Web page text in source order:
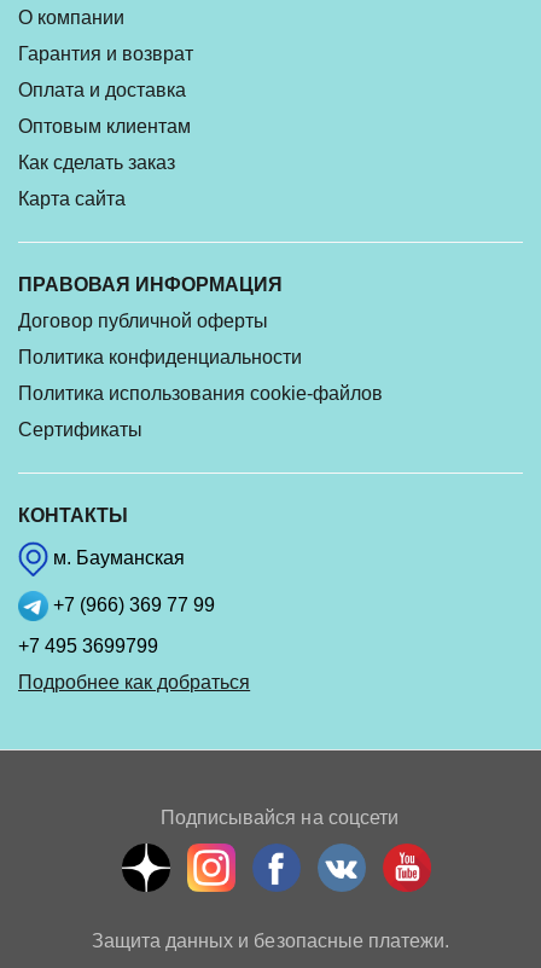
О компании
Гарантия и возврат
Оплата и доставка
Оптовым клиентам
Как сделать заказ
Карта сайта
ПРАВОВАЯ ИНФОРМАЦИЯ
Договор публичной оферты
Политика конфиденциальности
Политика использования cookie-файлов
Сертификаты
КОНТАКТЫ
м. Бауманская
+7 (966) 369 77 99
+7 495 3699799
Подробнее как добраться
Подписывайся на соцсети
Защита данных и безопасные платежи.